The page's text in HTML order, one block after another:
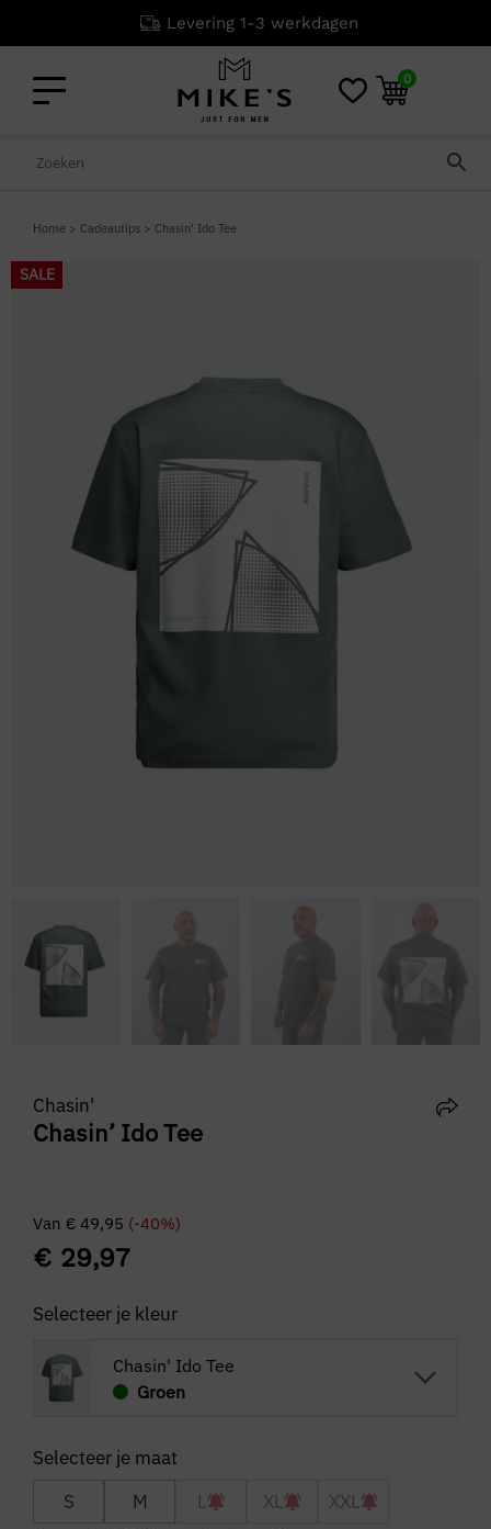
Levering 1-3 werkdagen
0
Home > Cadeautips > Chasin’ Ido Tee
SALE
Chasin'
Chasin’ Ido Tee
Van € 49,95 (-40%)
€ 29,97
Selecteer je kleur
Chasin' Ido Tee
Groen
S M L XL XXL